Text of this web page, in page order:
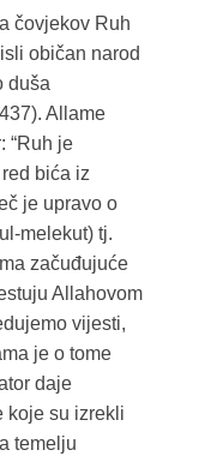
čovjekov Ruh
običan narod
duša
Allame
“Ruh je
bića iz
je upravo o
melekut) tj.
začuđujuće
Allahovom
vijesti,
je o tome
daje
koje su izrekli
temelju